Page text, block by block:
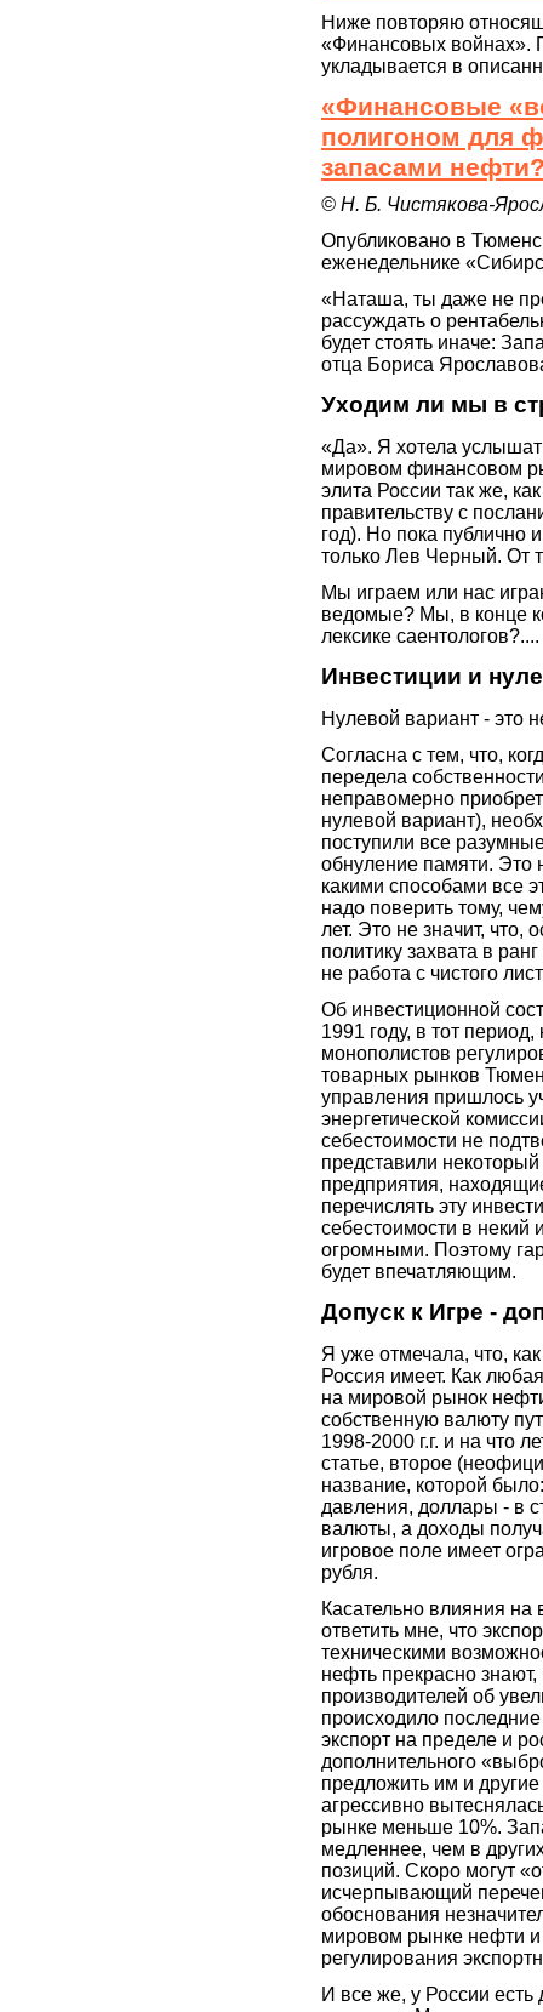
Ниже повторяю
«Финансовых войнах».
укладывается в
«Финансовые
полигоном для
запасами
© Н. Б. Чистякова-
Опубликовано в
еженедельнике
«Наташа, ты даже не
рассуждать о
будет стоять иначе:
отца Бориса
Уходим ли мы в
«Да». Я хотела
мировом финансовом
элита России так же,
правительству с
год). Но пока публично
только Лев Черный. От
Мы играем или нас
ведомые? Мы, в конце
лексике саентологов?....
Инвестиции и
Нулевой вариант - это
Согласна с тем, что,
передела
неправомерно
нулевой вариант),
поступили все
обнуление памяти. Это
какими способами все
надо поверить тому,
лет. Это не значит, что,
политику захвата в
не работа с чистого
Об инвестиционной
1991 году, в тот
монополистов
товарных рынков
управления пришлось
энергетической
себестоимости не
представили
предприятия,
перечислять эту
себестоимости в
огромными. Поэтому
будет впечатляющим.
Допуск к Игре -
Я уже отмечала, что,
Россия имеет. Как
на мировой рынок
собственную валюту
1998-2000 г.г. и на что
статье, второе
название, которой
давления, доллары - в
валюты, а доходы
игровое поле имеет
рубля.
Касательно влияния на
ответить мне, что
техническими
нефть прекрасно
производителей об
происходило последние
экспорт на пределе и
дополнительного
предложить им и
агрессивно
рынке меньше 10%.
медленнее, чем в
позиций. Скоро могут
исчерпывающий
обоснования
мировом рынке нефти
регулирования
И все же, у России